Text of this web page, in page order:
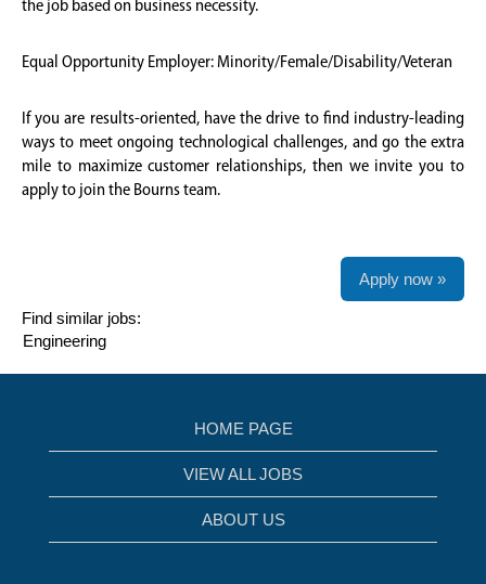
the job based on business necessity.
Equal Opportunity Employer: Minority/Female/Disability/Veteran
If you are results-oriented, have the drive to find industry-leading
ways to meet ongoing technological challenges, and go the extra
mile to maximize customer relationships, then we invite you to
apply to join the Bourns team.
Apply now »
Find similar jobs:
Engineering
HOME PAGE
VIEW ALL JOBS
ABOUT US